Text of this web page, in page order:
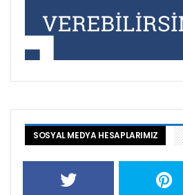
SOSYAL MEDYA HESAPLARIMIZ